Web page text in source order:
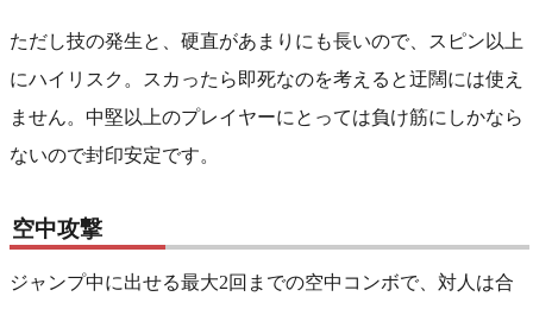
ただし技の発生と、硬直があまりにも長いので、スピン以上
にハイリスク。スカったら即死なのを考えると迂闊には使え
ません。中堅以上のプレイヤーにとっては負け筋にしかなら
ないので封印安定です。
空中攻撃
ジャンプ中に出せる最大2回までの空中コンボで、対人は合